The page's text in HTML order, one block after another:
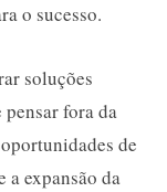
o sucesso.
soluções
fora da
de
expansão da